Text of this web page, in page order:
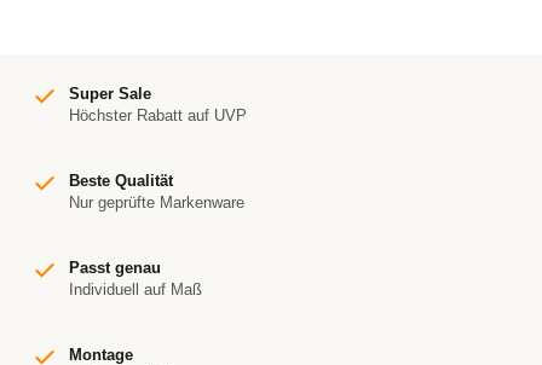
Super Sale
Höchster Rabatt auf UVP
Beste Qualität
Nur geprüfte Markenware
Passt genau
Individuell auf Maß
Montage